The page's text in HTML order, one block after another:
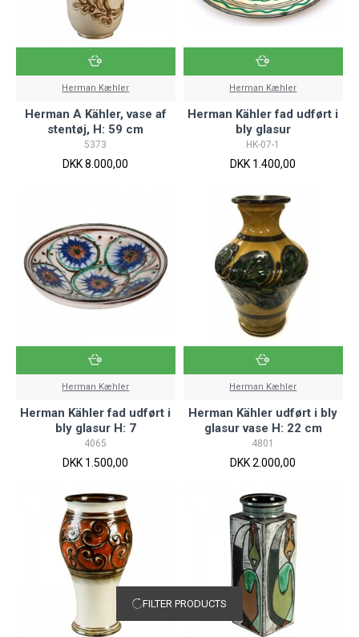
Herman Kæhler
Herman A Kähler, vase af
stentøj, H: 59 cm
5373
DKK 8.000,00
Herman Kæhler
Herman Kähler fad udført i
bly glasur
HK-07-1
DKK 1.400,00
Herman Kæhler
Herman Kähler fad udført i
bly glasur H: 7
4065
DKK 1.500,00
Herman Kæhler
Herman Kähler udført i bly
glasur vase H: 22 cm
4801
DKK 2.000,00
FILTER PRODUCTS